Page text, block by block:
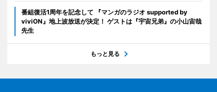
番組復活1周年を記念して 『マンガのラジオ supported by
viviON』地上波放送が決定！ ゲストは『宇宙兄弟』の小山宙哉
先生
もっと見る